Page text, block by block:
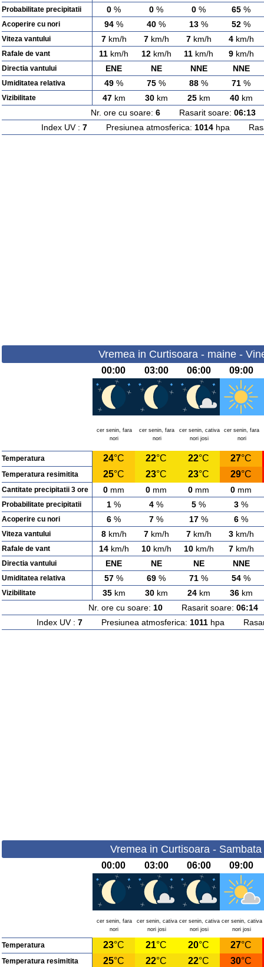
Probabilitate precipitatii 0 % 0 % 0 % 65 %
Acoperire cu nori 94 % 40 % 13 % 52 %
Viteza vantului 7km/h 7km/h 7km/h 4km/h
Rafale de vant 11 km/h 12km/h 11 km/h 9km/h
Directia vantului ENE NE NNE NNE
Umiditatea relativa 49 % 75 % 88 % 71 %
Vizibilitate 47km 30km 25km 40km
Nr. ore cu soare: 6Rasarit soare: 06:13
Index UV : 7 Presiunea atmosferica: 1014 hpa
Vremea in Curtisoara - maine -
00:00 03:00 06:00 09:00
cer senin, fara
nori
cer senin, fara
nori
cer senin, cativa
nori josi
cer senin, fara
nori
Temperatura 24°C 22°C 22°C 27°C
Temperatura resimitita 25°C 23°C 23°C 29°C
Cantitate precipitatii 3 ore 0 mm 0 mm 0 mm 0 mm
Probabilitate precipitatii 1 % 4 % 5 % 3 %
Acoperire cu nori 6 % 7 % 17 % 6 %
Viteza vantului 8km/h 7km/h 7km/h 3km/h
Rafale de vant 14km/h 10km/h 10km/h 7km/h
Directia vantului ENE NE NE NNE
Umiditatea relativa 57 % 69 % 71 % 54 %
Vizibilitate 35km 30km 24km 36km
Nr. ore cu soare: 10Rasarit soare: 06:14
Index UV : 7 Presiunea atmosferica: 1011 hpa
Vremea in Curtisoara -
00:00 03:00 06:00 09:00
cer senin, fara
nori
cer senin, cativa
nori josi
cer senin, cativa
nori josi
cer senin, cativa
nori josi
Temperatura 23°C 21°C 20°C 27°C
Temperatura resimitita 25°C 22°C 22°C 30°C